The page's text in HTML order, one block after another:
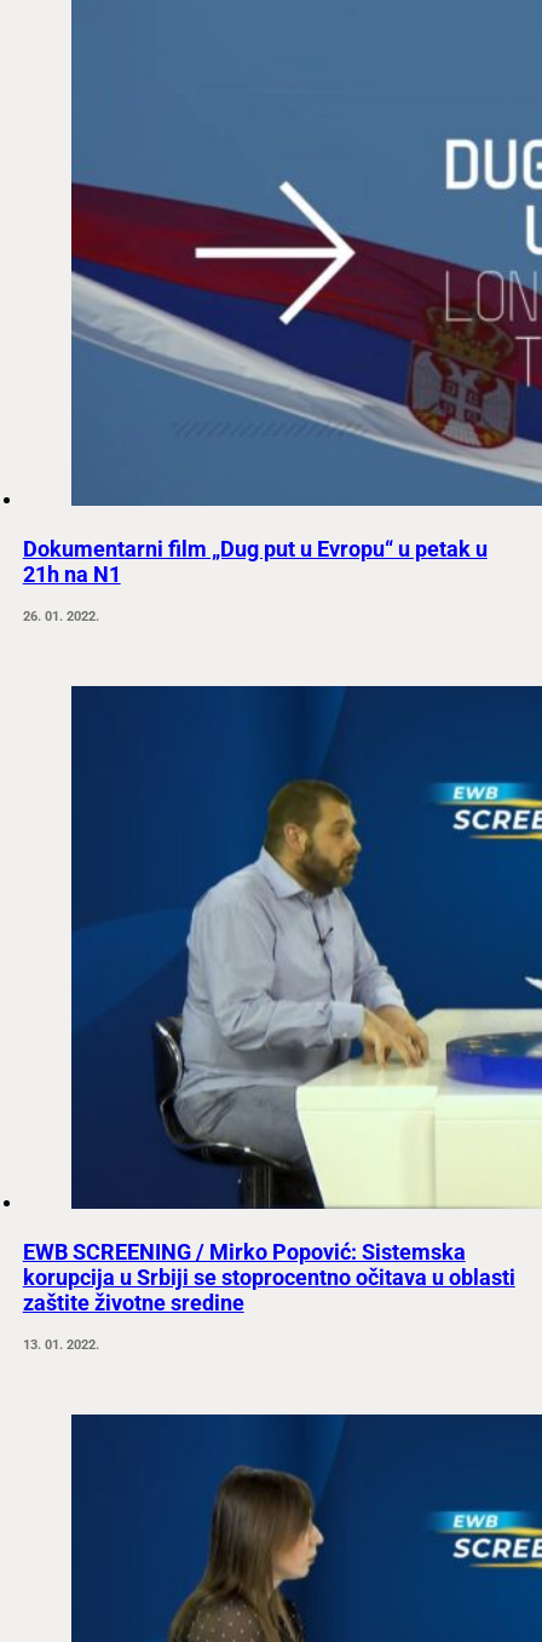
Dokumentarni film „Dug put u Evropu“ u petak u
21h na N1
26. 01. 2022.
EWB SCREENING / Mirko Popović: Sistemska
korupcija u Srbiji se stoprocentno očitava u oblasti
zaštite životne sredine
13. 01. 2022.